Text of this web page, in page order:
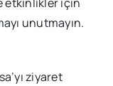
unutmayın.
ziyaret